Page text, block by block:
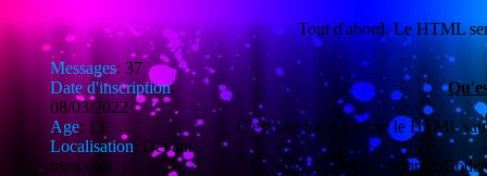
Messages:37
Date d'inscription:
08/03/2022
Age: 13
Localisation:Devant
mon ordi :)
Tout d'abord. Le HTML
C'est une base comme le HTML
Par exemple: